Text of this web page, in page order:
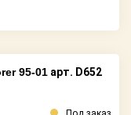
95-01 арт. D652